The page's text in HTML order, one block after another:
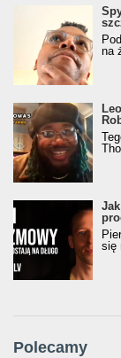
na
się
Polecamy